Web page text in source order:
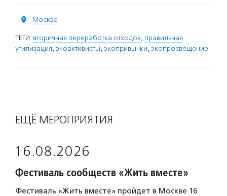
Москва
ТЕГИ: вторичная переработка отходов, правильная
утилизация, экоактивисты, экопривычки, экопросвещение
ЕЩЁ МЕРОПРИЯТИЯ
16.08.2026
Фестиваль сообществ «Жить вместе»
Фестиваль «Жить вместе» пройдет в Москве 16